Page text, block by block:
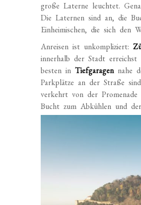
große Laterne leuchtet.
Die Laternen sind an, die
Einheimischen, die sich
Anreisen ist unkompliziert:
innerhalb der Stadt
besten inTiefgaragennahe
Parkplätze an der Straße
verkehrt von der
Bucht zum Abkühlen und